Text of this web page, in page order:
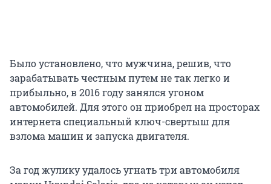
Было установлено, что мужчина, решив, что
зарабатывать честным путем не так легко и
прибыльно, в 2016 году занялся угоном
автомобилей. Для этого он приобрел на просторах
интернета специальный ключ-свертыш для
взлома машин и запуска двигателя.
За год жулику удалось угнать три автомобиля